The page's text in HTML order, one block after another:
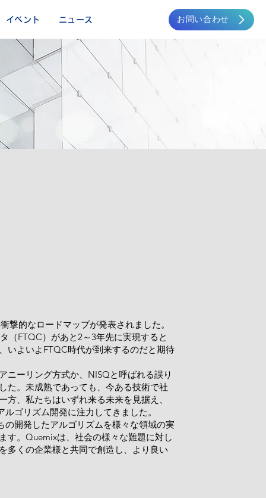
お問い合わせ
イベント ニュース
的なロードマップが発表されました。
（FTQC）があと2～3年先に実現すると
いよいよFTQC時代が到来するのだと期待
ーリング方式か、NISQと呼ばれる誤り
た。未成熟であっても、今ある技術で社
、私たちはいずれ来る未来を見据え、
ゴリズム開発に注力してきました。
開発したアルゴリズムを様々な領域の実
す。Quemixは、社会の様々な難題に対し
多くの企業様と共同で創造し、より良い